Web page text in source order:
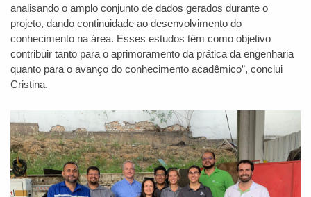
analisando o amplo conjunto de dados gerados durante o
projeto, dando continuidade ao desenvolvimento do
conhecimento na área. Esses estudos têm como objetivo
contribuir tanto para o aprimoramento da prática da engenharia
quanto para o avanço do conhecimento acadêmico”, conclui
Cristina.